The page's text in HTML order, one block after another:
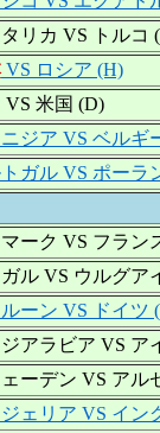
リカ VS トルコ
VS ロシア (H)
VS 米国 (D)
ジア VS ベルギ
ガル VS ポーラ
ーク VS フラン
ル VS ウルグア
ーン VS ドイツ
アラビア VS ア
ーデン VS アル
ェリア VS イン